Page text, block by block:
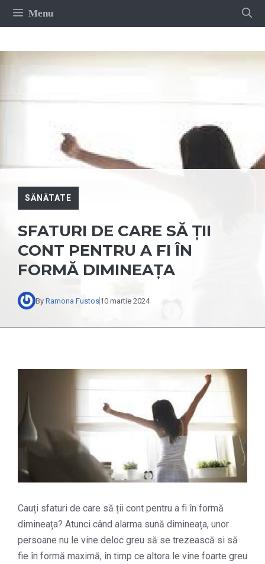
Sari
Menu
SĂNĂTATE
SFATURI DE CARE SĂ ȚII
CONT PENTRU A FI ÎN
FORMĂ DIMINEAȚA
By Ramona Fustos10 martie 2024
Cauți sfaturi de care să ții cont pentru a fi în formă
dimineața? Atunci când alarma sună dimineața, unor
persoane nu le vine deloc greu să se trezească si să
fie în formă maximă, în timp ce altora le vine foarte greu